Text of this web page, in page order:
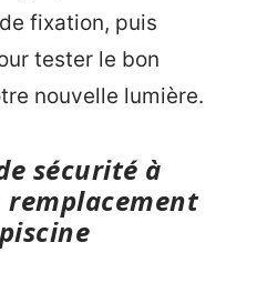
fixation, puis
tester le bon
nouvelle lumière.
sécurité à
remplacement